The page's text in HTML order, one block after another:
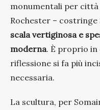
monumentali per
Rochester –
scala vertiginosa e
moderna. È proprio in
riflessione si fa più
necessaria.
La scultura, per